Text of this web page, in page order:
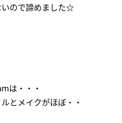
いので諦めました☆
は・・・
とメイクがほぼ・・